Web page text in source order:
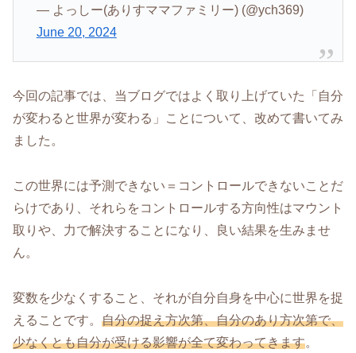
— よっしー(ありすママファミリー) (@ych369)
June 20, 2024
今回の記事では、当ブログではよく取り上げていた「自分
が変わると世界が変わる」ことについて、改めて書いてみ
ました。
この世界には予測できない＝コントロールできないことだ
らけであり、それらをコントロールする方向性はマウント
取りや、力で解決することになり、良い結果を生みませ
ん。
変数を少なくすること、それが自分自身を中心に世界を捉
えることです。 自分の捉え方次第、自分のあり方次第で、
少なくとも自分が受ける影響が全て変わってきます。